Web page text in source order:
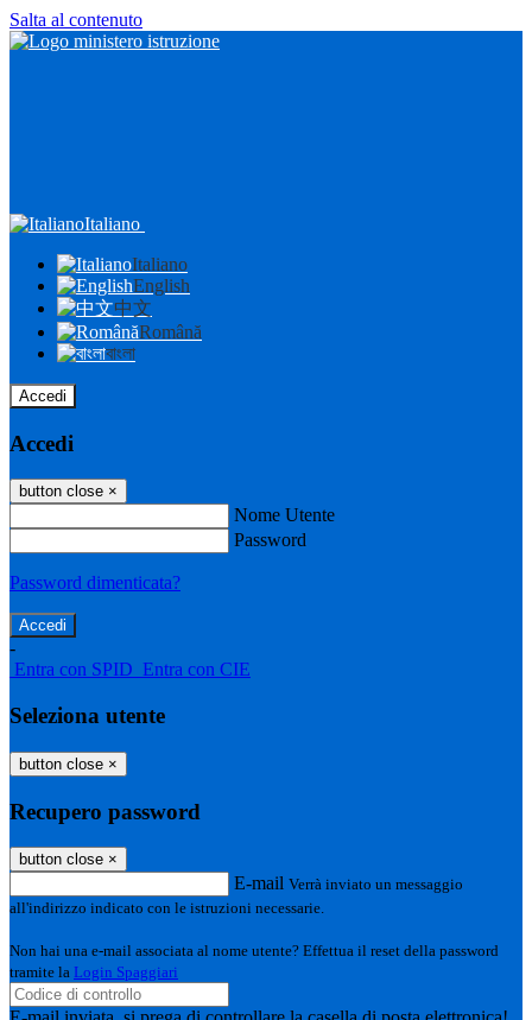
Salta al contenuto
Italiano
Italiano
English
中文
Română
বাংলা
Accedi
Accedi
button close ×
Nome Utente
Password
Password dimenticata?
-
Entra con SPID Entra con CIE
Seleziona utente
button close ×
Recupero password
button close ×
E-mail Verrà inviato un messaggio
all'indirizzo indicato con le istruzioni necessarie.
Non hai una e-mail associata al nome utente? Effettua il reset della password
tramite la Login Spaggiari